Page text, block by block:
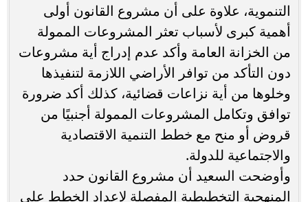
التنموية، علاوة على أن مشروع القانون أولى
أهمية كبرى لأسباب تعثر المشروعات الممولة
من الخزانة العامة وأكد عدم إدراج أية مشروعات
دون التأكد من توافر الأراضي اللازمة لتنفيذها
وخلوها من أية نزاعات قضائية، كذلك أكد ضرورة
توافق وتكامل المشروعات الممولة أجنبيًا من
قروض أو منح مع خطط التنمية الاقتصادية
والاجتماعية للدولة.
وأوضحت السعيد أن مشروع القانون حدد
المنهجية التخطيطية المفصلة لإعداد الخطط على